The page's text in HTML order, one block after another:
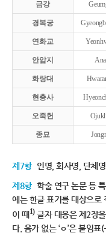
금강
경복궁
연화교
안압지
화랑대
현충사
오죽헌
종묘
제7항 인명, 회사명, 단체
제8항 학술 연구 논문 등
에는 한글 표기를 대상으로
이 때1)글자 대응은 제2장을
다. 음가 없는 ‘ㅇ’은 붙임